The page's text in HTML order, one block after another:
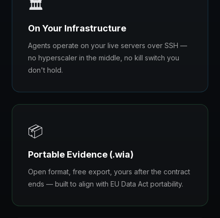
🏛️
On Your Infrastructure
Agents operate on your live servers over SSH —
no hyperscaler in the middle, no kill switch you
don't hold.
📦
Portable Evidence (.wia)
Open format, free export, yours after the contract
ends — built to align with EU Data Act portability.